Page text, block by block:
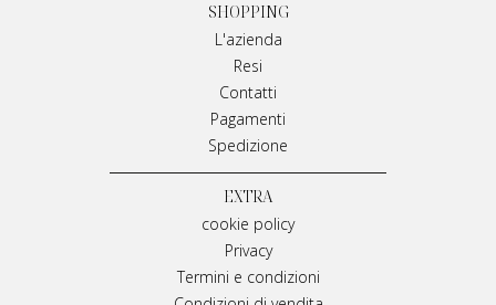
SHOPPING
L'azienda
Resi
Contatti
Pagamenti
Spedizione
EXTRA
cookie policy
Privacy
Termini e condizioni